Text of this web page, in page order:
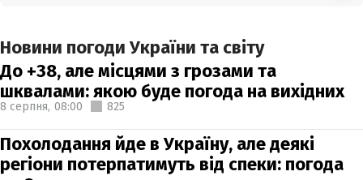
Новини погоди України та світу
До +38, але місцями з грозами та
шквалами: якою буде погода на вихідних
8 серпня, 08:00 825
Похолодання йде в Україну, але деякі
регіони потерпатимуть від спеки: погода